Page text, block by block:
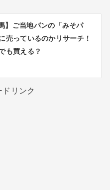
馬】ご当地パンの「みそパ
売っているのかリサーチ！
も買える？
リンク